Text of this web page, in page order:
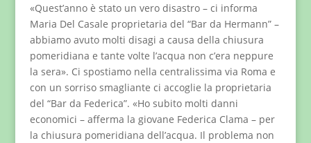
«Quest’anno è stato un vero disastro – ci informa
Maria Del Casale proprietaria del “Bar da Hermann” –
abbiamo avuto molti disagi a causa della chiusura
pomeridiana e tante volte l’acqua non c’era neppure
la sera». Ci spostiamo nella centralissima via Roma e
con un sorriso smagliante ci accoglie la proprietaria
del “Bar da Federica”. «Ho subito molti danni
economici – afferma la giovane Federica Clama – per
la chiusura pomeridiana dell’acqua. Il problema non